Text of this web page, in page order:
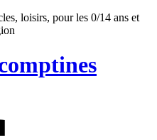
loisirs, pour les 0/14 ans et